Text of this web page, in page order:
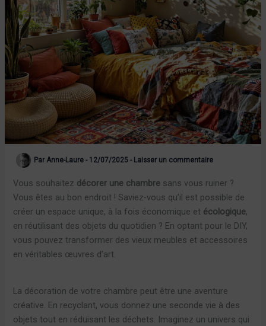
Par Anne-Laure- 12/07/2025- Laisser un commentaire
Vous souhaitez décorer une chambre sans vous ruiner ?
Vous êtes au bon endroit ! Saviez-vous qu’il est possible de
créer un espace unique, à la fois économique et écologique,
en réutilisant des objets du quotidien ? En optant pour le DIY,
vous pouvez transformer des vieux meubles et accessoires
en véritables œuvres d’art.
La décoration de votre chambre peut être une aventure
créative. En recyclant, vous donnez une seconde vie à des
objets tout en réduisant les déchets. Imaginez un univers qui